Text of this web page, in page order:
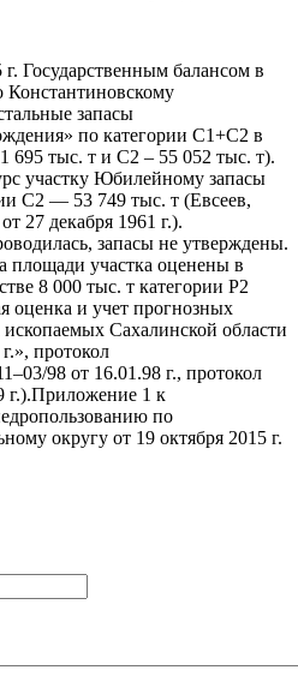
Государственным балансом в
Константиновскому
запасы
по категории С1+С2 в
695 тыс. т и С2 – 55 052 тыс. т).
участку Юбилейному запасы
С2 — 53 749 тыс. т (Евсеев,
27 декабря 1961 г.).
запасы не утверждены.
площади участка оценены в
8 000 тыс. т категории Р2
оценка и учет прогнозных
Сахалинской области
протокол
98 от 16.01.98 г., протокол
1 к
по
округу от 19 октября 2015 г.